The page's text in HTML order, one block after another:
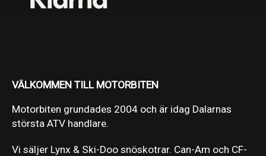
VÄLKOMMEN TILL MOTORBITEN
Motorbiten grundades 2004 och är idag Dalarnas
största ATV handlare.
Vi säljer Lynx & Ski-Doo snöskotrar. Can-Am och CF-